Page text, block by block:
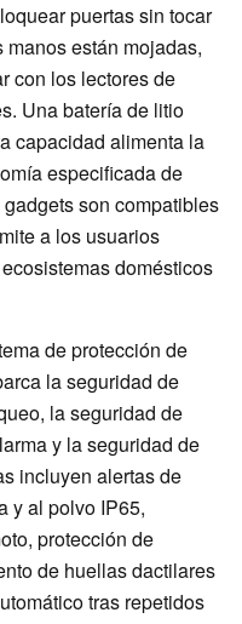
puertas sin tocar
están mojadas,
con los lectores de
Una batería de litio
capacidad alimenta la
especificada de
son compatibles
a los usuarios
domésticos
de protección de
la seguridad de
la seguridad de
y la seguridad de
incluyen alertas de
y al polvo IP65,
protección de
de huellas dactilares
tras repetidos